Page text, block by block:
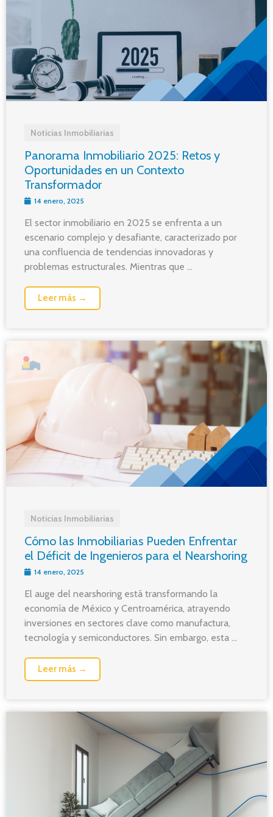
Noticias Inmobiliarias
Panorama Inmobiliario 2025: Retos y
Oportunidades en un Contexto
Transformador
14 enero, 2025
El sector inmobiliario en 2025 se enfrenta a un
escenario complejo y desafiante, caracterizado por
una confluencia de tendencias innovadoras y
problemas estructurales. Mientras que ...
Leer más →
Noticias Inmobiliarias
Cómo las Inmobiliarias Pueden Enfrentar
el Déficit de Ingenieros para el Nearshoring
14 enero, 2025
El auge del nearshoring está transformando la
economía de México y Centroamérica, atrayendo
inversiones en sectores clave como manufactura,
tecnología y semiconductores. Sin embargo, esta ...
Leer más →